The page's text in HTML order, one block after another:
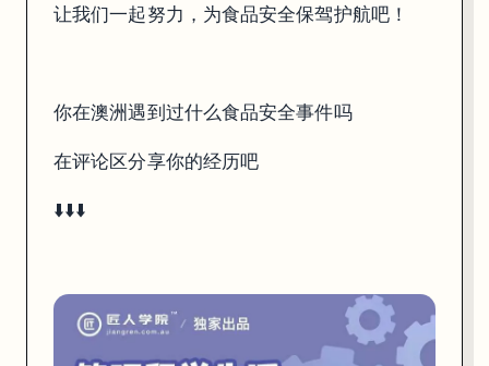
让我们一起努力，为食品安全保驾护航吧！
你在澳洲遇到过什么食品安全事件吗
在评论区分享你的经历吧
⬇️⬇️⬇️